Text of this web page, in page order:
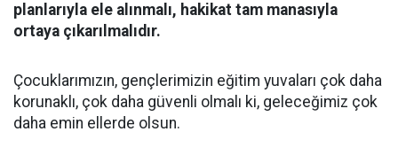
planlarıyla ele alınmalı, hakikat tam manasıyla
ortaya çıkarılmalıdır.
Çocuklarımızın, gençlerimizin eğitim yuvaları çok daha
korunaklı, çok daha güvenli olmalı ki, geleceğimiz çok
daha emin ellerde olsun.